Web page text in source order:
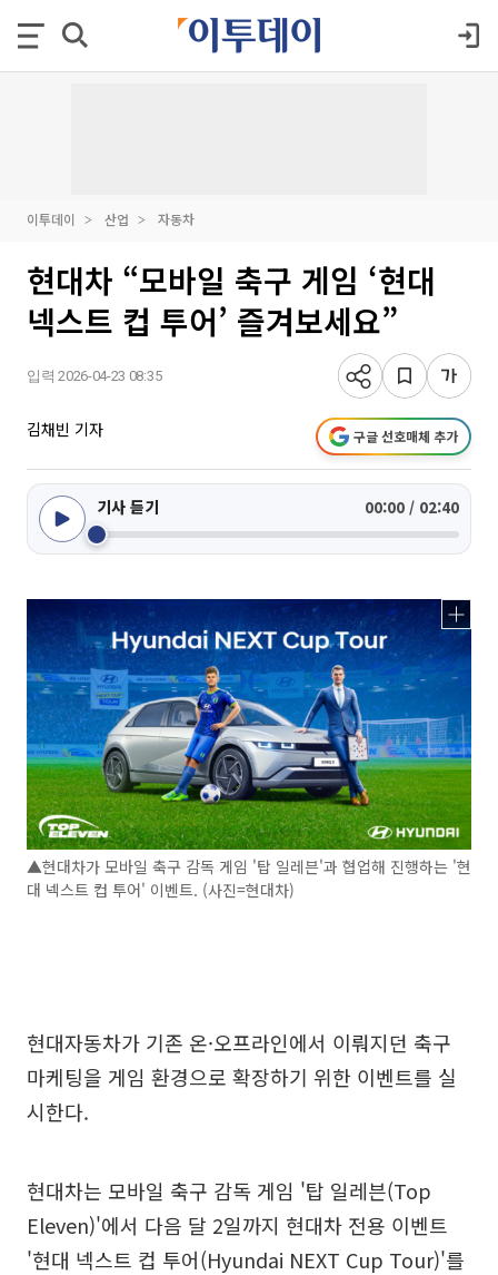
이투데이 산업 자동차
현대차 “모바일 축구 게임 ‘현대
넥스트 컵 투어’ 즐겨보세요”
입력 2026-04-23 08:35
김채빈 기자 구글 선호매체 추가
기사 듣기 00:00 / 02:40
▲현대차가 모바일 축구 감독 게임 '탑 일레븐'과 협업해 진행하는 '현
대 넥스트 컵 투어' 이벤트. (사진=현대차)
현대자동차가 기존 온·오프라인에서 이뤄지던 축구
마케팅을 게임 환경으로 확장하기 위한 이벤트를 실
시한다.
현대차는 모바일 축구 감독 게임 '탑 일레븐(Top
Eleven)'에서 다음 달 2일까지 현대차 전용 이벤트
'현대 넥스트 컵 투어(Hyundai NEXT Cup Tour)'를